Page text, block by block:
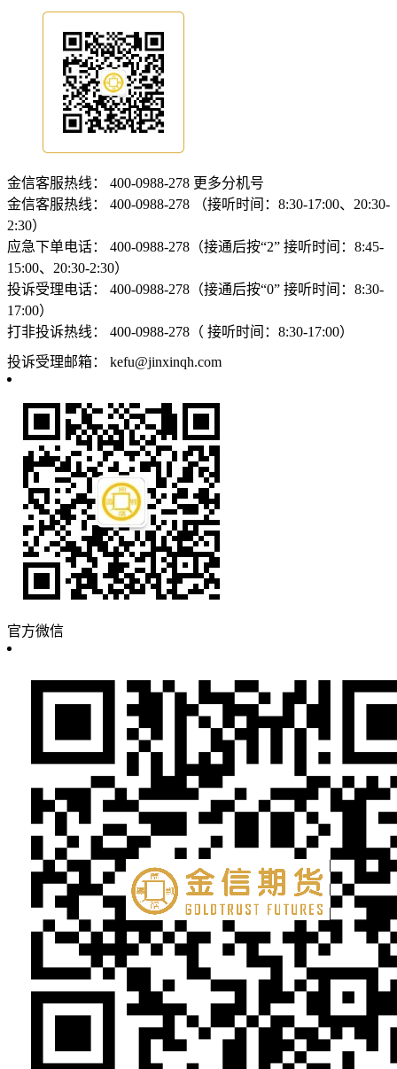
金信客服热线： 400-0988-278 更多分机号
金信客服热线：
400-0988-278 （接听时间：8:30-17:00、20:30-
2:30）
应急下单电话：
400-0988-278（接通后按“2” 接听时间：8:45-
15:00、20:30-2:30）
投诉受理电话：
400-0988-278（接通后按“0” 接听时间：8:30-
17:00）
打非投诉热线：
400-0988-278（ 接听时间：8:30-17:00）
投诉受理邮箱：
kefu@jinxinqh.com
官方微信